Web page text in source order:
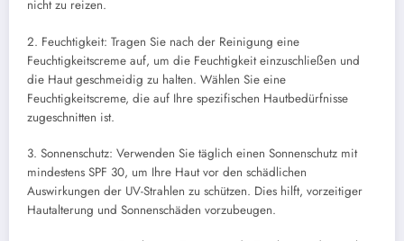
nicht zu reizen.
2. Feuchtigkeit: Tragen Sie nach der Reinigung eine
Feuchtigkeitscreme auf, um die Feuchtigkeit einzuschließen und
die Haut geschmeidig zu halten. Wählen Sie eine
Feuchtigkeitscreme, die auf Ihre spezifischen Hautbedürfnisse
zugeschnitten ist.
3. Sonnenschutz: Verwenden Sie täglich einen Sonnenschutz mit
mindestens SPF 30, um Ihre Haut vor den schädlichen
Auswirkungen der UV-Strahlen zu schützen. Dies hilft, vorzeitiger
Hautalterung und Sonnenschäden vorzubeugen.